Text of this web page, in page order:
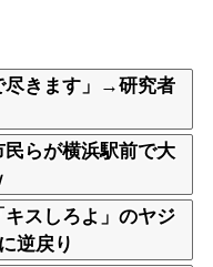
尽きます」→研究者
らが横浜駅前で大
キスしろよ」のヤジ
逆戻り